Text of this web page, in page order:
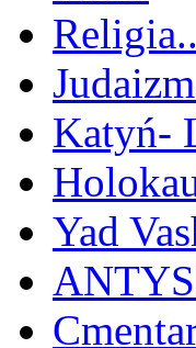
Katyń-
Yad